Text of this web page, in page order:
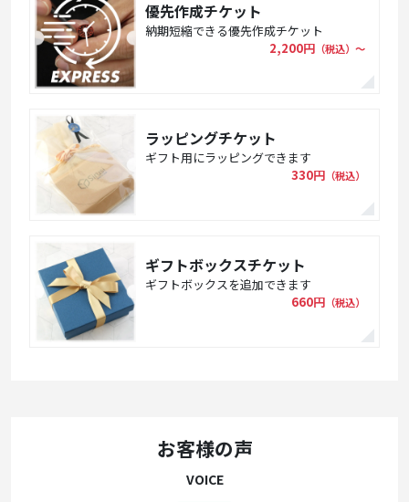
優先作成チケット
納期短縮できる優先作成チケット
2,200円 （税込）〜
ラッピングチケット
ギフト用にラッピングできます
330円 （税込）
ギフトボックスチケット
ギフトボックスを追加できます
660円 （税込）
お客様の声
VOICE